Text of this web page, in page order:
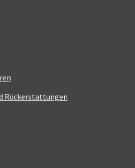
Rückerstattungen